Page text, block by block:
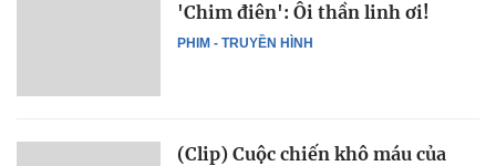
PHIM - TRUYỀN HÌNH
'Chim điên': Ôi thần linh ơi!
(Clip) Cuộc chiến khô máu của